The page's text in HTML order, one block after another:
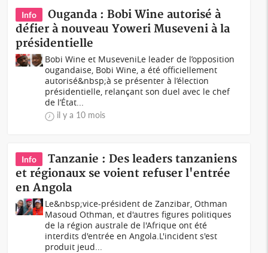
Info
Ouganda : Bobi Wine autorisé à
défier à nouveau Yoweri Museveni à la
présidentielle
Bobi Wine et MuseveniLe leader de l’opposition
ougandaise, Bobi Wine, a été officiellement
autorisé&nbsp;à se présenter à l’élection
présidentielle, relançant son duel avec le chef
de l’État...
il y a 10 mois
Info
Tanzanie : Des leaders tanzaniens
et régionaux se voient refuser l'entrée
en Angola
Le&nbsp;vice-président de Zanzibar, Othman
Masoud Othman, et d'autres figures politiques
de la région australe de l'Afrique ont été
interdits d'entrée en Angola.L'incident s'est
produit jeud...